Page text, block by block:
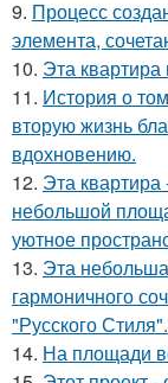
9. Процесс
элемента,
10. Эта
11. История о
вторую жизнь
вдохновению.
12. Эта
небольшой
уютное
13. Эта
гармоничного
"Русского Стиля".
14. На площади